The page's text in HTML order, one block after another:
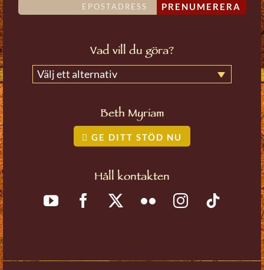
PRENUMERERA
Vad vill du göra?
Välj ett alternativ
Beth Myriam
GE DITT STÖD NU
Håll kontakten